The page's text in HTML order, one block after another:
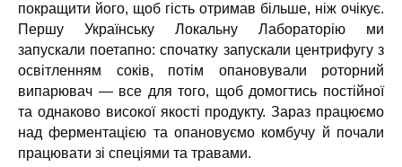
покращити його, щоб гість отримав більше, ніж очікує.
Першу Українську Локальну Лабораторію ми
запускали поетапно: спочатку запускали центрифугу з
освітленням соків, потім опановували роторний
випарювач — все для того, щоб домогтись постійної
та однаково високої якості продукту. Зараз працюємо
над ферментацією та опановуємо комбучу й почали
працювати зі спеціями та травами.